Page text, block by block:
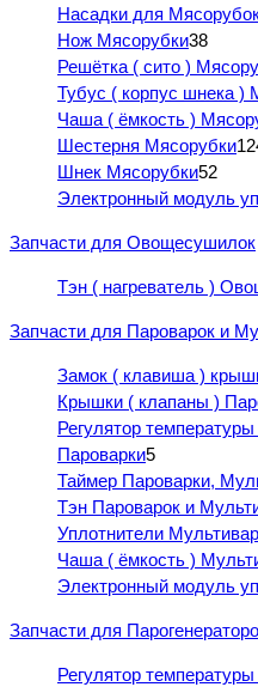
Насадки для
Нож Мясорубки38
Решётка ( сито )
Тубус ( корпус шнека )
Чаша ( ёмкость )
Шестерня Мясорубки
Шнек Мясорубки52
Электронный модуль
Запчасти для Овощесушилок
Тэн ( нагреватель )
Запчасти для Пароварок и
Замок ( клавиша )
Крышки ( клапаны )
Регулятор
Пароварки5
Таймер Пароварки,
Тэн Пароварок и
Уплотнители
Чаша ( ёмкость )
Электронный модуль
Запчасти для
Регулятор